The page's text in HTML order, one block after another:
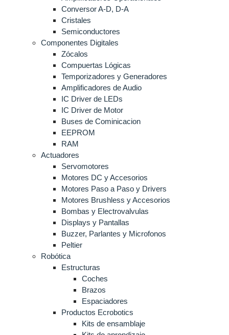
Conversor A-D, D-A
Cristales
Semiconductores
Componentes Digitales
Zócalos
Compuertas Lógicas
Temporizadores y Generadores
Amplificadores de Audio
IC Driver de LEDs
IC Driver de Motor
Buses de Cominicacion
EEPROM
RAM
Actuadores
Servomotores
Motores DC y Accesorios
Motores Paso a Paso y Drivers
Motores Brushless y Accesorios
Bombas y Electrovalvulas
Displays y Pantallas
Buzzer, Parlantes y Microfonos
Peltier
Robótica
Estructuras
Coches
Brazos
Espaciadores
Productos Ecrobotics
Kits de ensamblaje